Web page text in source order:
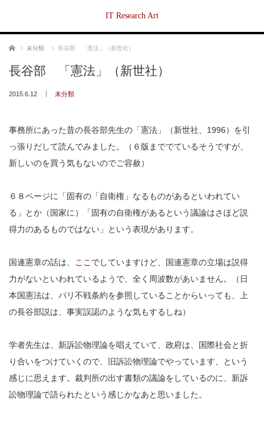
IT Research Art
ホーム 未分類 長谷部 「憲法」（新世社）
長谷部 「憲法」（新世社）
2015.6.12 未分類
事務所にあった昔の長谷部先生の「憲法」（新世社、1996）を引
っ張りだして読んでみました。（６版まででているそうですが、
新しいのを買う気もないのでご容赦）
６８ページに「固有の「自衛権」なるものがあるといわれてい
る」とか（国家に）「固有の自衛権があるという議論はさほど説
得力のあるものではない」という表現があります。
国連憲章の話は、 ここ でしていますけど、国連憲章の立場は説得
力がないといわれているようで、全く周波数があいません。（日
本国憲法は、パリ不戦条約を参照していることからいっても、上
の長谷部説は、事実誤認のような気もするしね）
学者先生は、新訴訟物理論を唱えていて、政府は、国際社会と折
り合いをつけていくので、旧訴訟物理論でやっています、という
感じに思えます。裁判所の出す書類の議論をしているのに、新訴
訟物理論で語られたという感じかなあと思いました。